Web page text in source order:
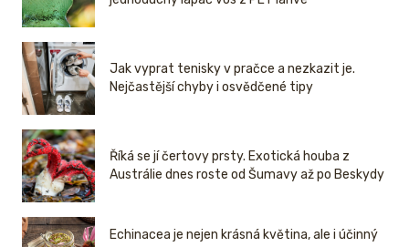
Jak vyprat tenisky v pračce a nezkazit je.
Nejčastější chyby i osvědčené tipy
Říká se jí čertovy prsty. Exotická houba z
Austrálie dnes roste od Šumavy až po Beskydy
Echinacea je nejen krásná květina, ale i účinný